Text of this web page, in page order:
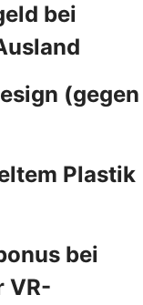
bei
(gegen
Plastik
bei
VR-